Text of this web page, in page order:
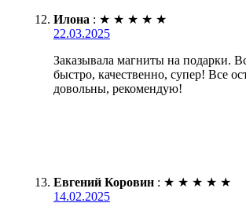
Илона : ★ ★ ★ ★ ★
22.03.2025
Заказывала магниты на подарки.
быстро, качественно, супер! Все
довольны, рекомендую!
Евгений Коровин : ★ ★ ★ ★ ★
14.02.2025